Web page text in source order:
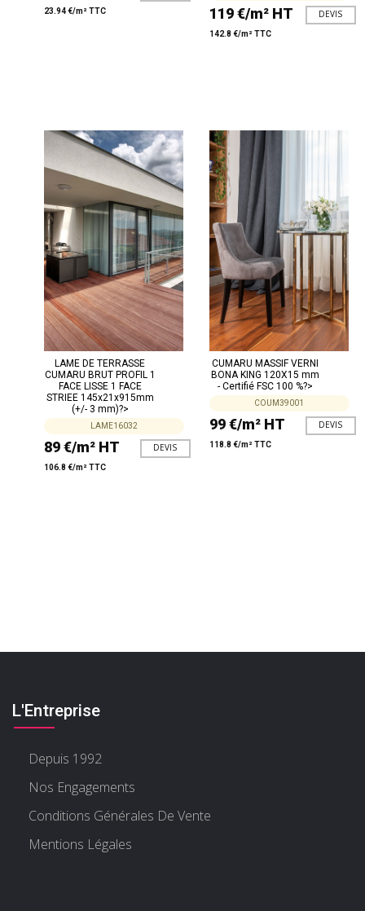
23.94 €/m² TTC 119 €/m² HT
142.8 €/m² TTC
DEVIS
LAME DE TERRASSE
CUMARU BRUT PROFIL 1
FACE LISSE 1 FACE
STRIEE 145x21x915mm
(+/- 3 mm)?>
LAME16032
89 €/m² HT
106.8 €/m² TTC
DEVIS
CUMARU MASSIF VERNI
BONA KING 120X15 mm
- Certifié FSC 100 %?>
COUM39001
99 €/m² HT
118.8 €/m² TTC
DEVIS
L'Entreprise
Depuis 1992
Nos Engagements
Conditions Générales De Vente
Mentions Légales